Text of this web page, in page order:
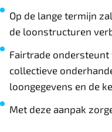
Op de lange termijn
de loonstructuren
Fairtrade
collectieve
loongegevens en de
Met deze aanpak